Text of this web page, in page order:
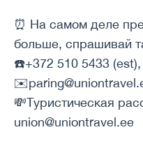
⏰ На самом деле
больше, спрашивай
☎️+372 510 5433
💸Туристическая
union@uniontravel.ee